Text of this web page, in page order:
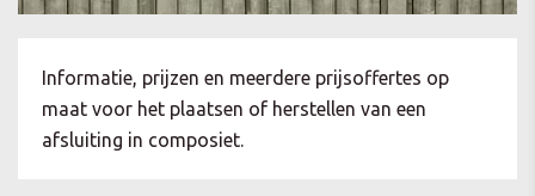
Informatie, prijzen en meerdere prijsoffertes op
maat voor het plaatsen of herstellen van een
afsluiting in composiet.